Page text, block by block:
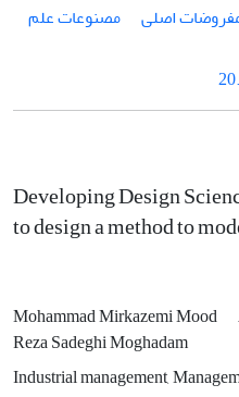
اصلی
مصنوعات علم
Developing Design
to design a method to
Mohammad Mirkazemi Mood
Reza Sadeghi Moghadam
Industrial management,